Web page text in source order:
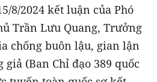
8/2024 kết luận của Phó
Trần Lưu Quang, Trưởng
chống buôn lậu, gian lận
(Ban Chỉ đạo 389 quốc